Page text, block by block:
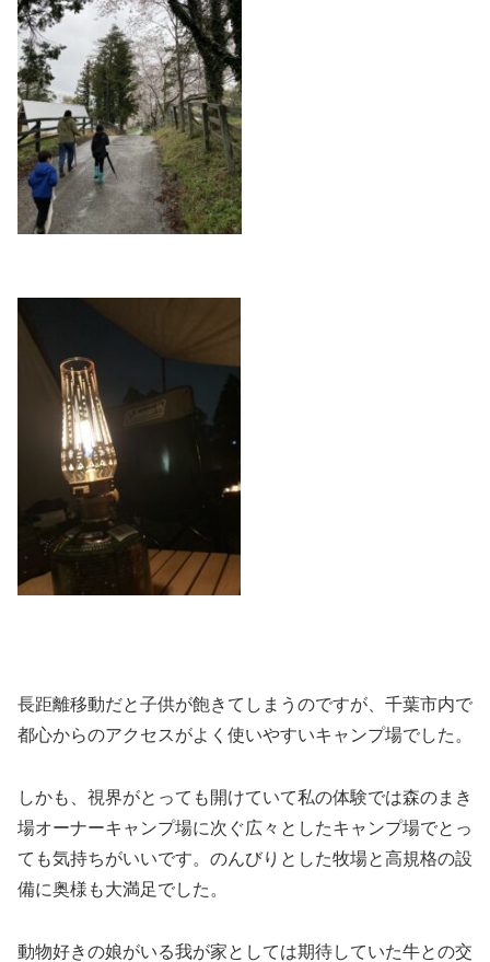
長距離移動だと子供が飽きてしまうのですが、千葉市内で
都心からのアクセスがよく使いやすいキャンプ場でした。
しかも、視界がとっても開けていて私の体験では森のまき
場オーナーキャンプ場に次ぐ広々としたキャンプ場でとっ
ても気持ちがいいです。のんびりとした牧場と高規格の設
備に奥様も大満足でした。
動物好きの娘がいる我が家としては期待していた牛との交